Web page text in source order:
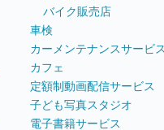
バイク販売店
車検
カーメンテナンスサービス
カフェ
定額制動画配信サービス
子ども写真スタジオ
電子書籍サービス